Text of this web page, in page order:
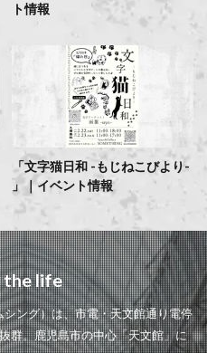
ト情報
「文字猫日和 -もじねこびより-
」｜イベント情報
the life
ング）は、市電・天文館通り電停
群。鹿児島市の中心「天文館」に